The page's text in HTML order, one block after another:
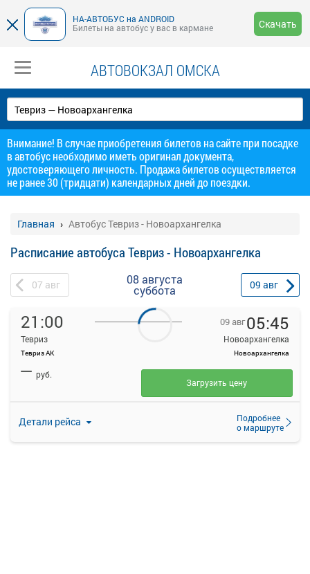
НА-АВТОБУС на ANDROID
Билеты на автобус у вас в кармане
Скачать
АВТОВОКЗАЛ ОМСКА
Внимание! В случае приобретения билетов на сайте при посадке
в автобус необходимо иметь оригинал документа,
удостоверяющего личность. Продажа билетов осуществляется
не ранее 30 (тридцати) календарных дней до поездки.
Главная Автобус Тевриз - Новоархангелка
Расписание автобуса Тевриз - Новоархангелка
07 авг 08 августа
суббота 09 авг
21:00
Тевриз
Тевриз АК
09 авг05:45
Новоархангелка
Новоархангелка
Детали рейса
Подробнее
о маршруте
— руб.
Загрузить цену